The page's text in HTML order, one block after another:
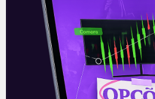
É comum nas noites de
uma sequência de lautas
durante o fim de
espelho e prometer
“amanhã eu